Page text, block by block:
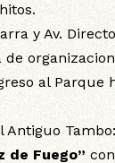
y Av.
al Parque
Antiguo Tambo:
de Fuego”